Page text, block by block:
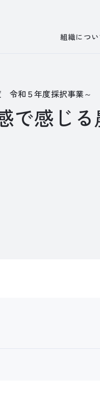
組織につい
令和５年度採択事業～
で感じ